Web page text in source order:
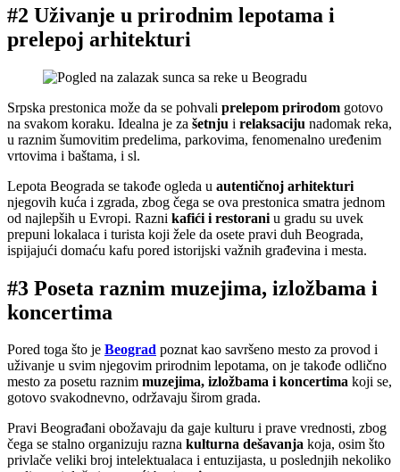
#2 Uživanje u prirodnim lepotama i
prelepoj arhitekturi
Srpska prestonica može da se pohvali prelepom prirodom gotovo
na svakom koraku. Idealna je za šetnju i relaksaciju nadomak reka,
u raznim šumovitim predelima, parkovima, fenomenalno uređenim
vrtovima i baštama, i sl.
Lepota Beograda se takođe ogleda u autentičnoj arhitekturi
njegovih kuća i zgrada, zbog čega se ova prestonica smatra jednom
od najlepših u Evropi. Razni kafići i restorani u gradu su uvek
prepuni lokalaca i turista koji žele da osete pravi duh Beograda,
ispijajući domaću kafu pored istorijski važnih građevina i mesta.
#3 Poseta raznim muzejima, izložbama i
koncertima
Pored toga što je Beograd poznat kao savršeno mesto za provod i
uživanje u svim njegovim prirodnim lepotama, on je takođe odlično
mesto za posetu raznim muzejima, izložbama i koncertima koji se,
gotovo svakodnevno, održavaju širom grada.
Pravi Beograđani obožavaju da gaje kulturu i prave vrednosti, zbog
čega se stalno organizuju razna kulturna dešavanja koja, osim što
privlače veliki broj intelektualaca i entuzijasta, u poslednjih nekoliko